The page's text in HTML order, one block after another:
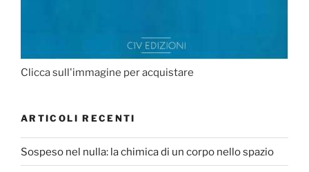
Clicca sull'immagine per acquistare
ARTICOLI RECENTI
Sospeso nel nulla: la chimica di un corpo nello spazio